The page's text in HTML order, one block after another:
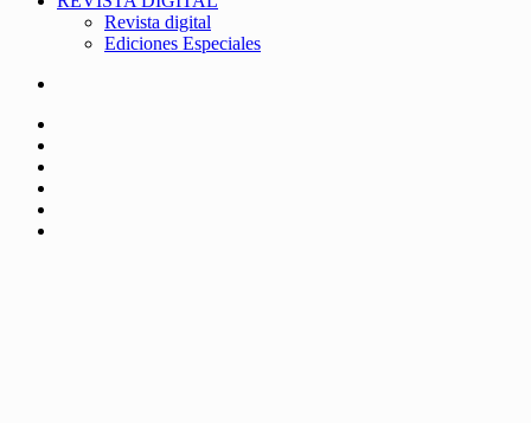
Revista digital
Ediciones Especiales